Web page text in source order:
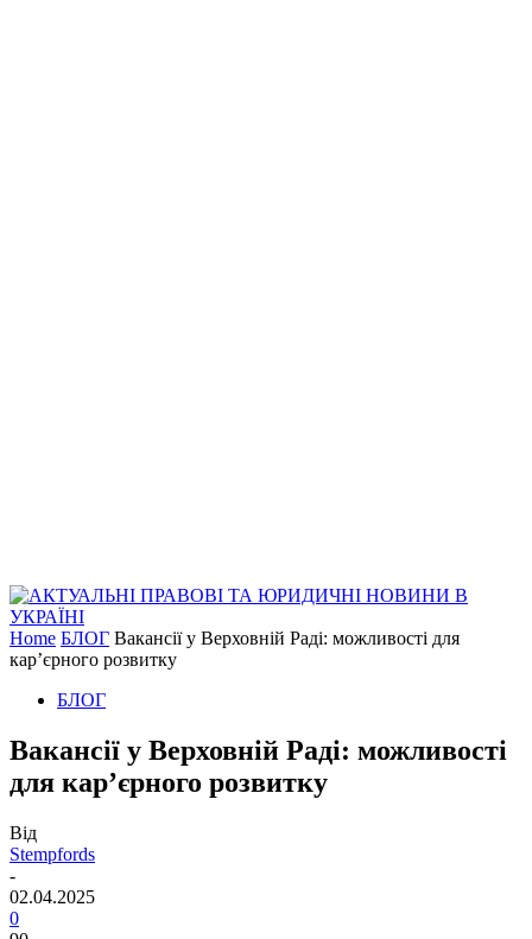
Home БЛОГ Вакансії у Верховній Раді: можливості для
кар’єрного розвитку
БЛОГ
Вакансії у Верховній Раді: можливості
для кар’єрного розвитку
Від
Stempfords
-
02.04.2025
0